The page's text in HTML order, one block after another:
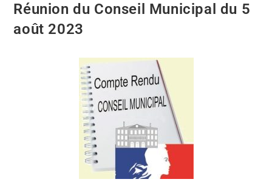
Réunion du Conseil Municipal du 5
août 2023